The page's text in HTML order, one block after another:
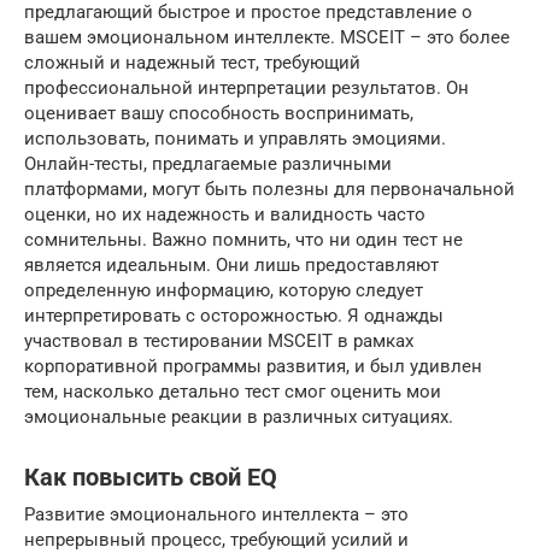
предлагающий быстрое и простое представление о
вашем эмоциональном интеллекте. MSCEIT – это более
сложный и надежный тест, требующий
профессиональной интерпретации результатов. Он
оценивает вашу способность воспринимать,
использовать, понимать и управлять эмоциями.
Онлайн-тесты, предлагаемые различными
платформами, могут быть полезны для первоначальной
оценки, но их надежность и валидность часто
сомнительны. Важно помнить, что ни один тест не
является идеальным. Они лишь предоставляют
определенную информацию, которую следует
интерпретировать с осторожностью. Я однажды
участвовал в тестировании MSCEIT в рамках
корпоративной программы развития, и был удивлен
тем, насколько детально тест смог оценить мои
эмоциональные реакции в различных ситуациях.
Как повысить свой EQ
Развитие эмоционального интеллекта – это
непрерывный процесс, требующий усилий и